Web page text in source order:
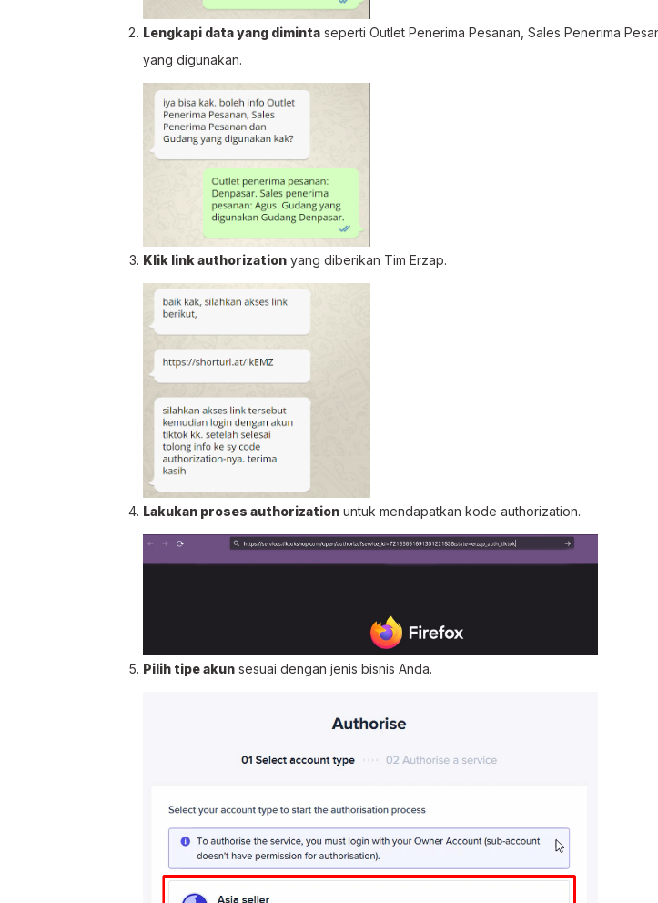
Lengkapi data yang diminta seperti Outlet Penerima Pesanan, Sales Penerima
yang digunakan.
Klik link authorization yang diberikan Tim Erzap.
Lakukan proses authorization untuk mendapatkan kode authorization.
Pilih tipe akun sesuai dengan jenis bisnis Anda.